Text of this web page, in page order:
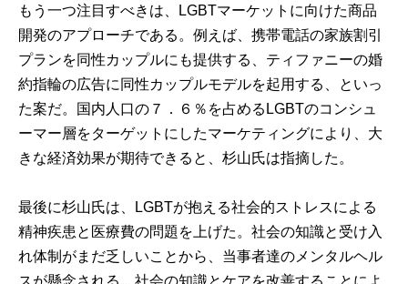
もう一つ注目すべきは、LGBTマーケットに向けた商品
開発のアプローチである。例えば、携帯電話の家族割引
プランを同性カップルにも提供する、ティファニーの婚
約指輪の広告に同性カップルモデルを起用する、といっ
た案だ。国内人口の７．６％を占めるLGBTのコンシュ
ーマー層をターゲットにしたマーケティングにより、大
きな経済効果が期待できると、杉山氏は指摘した。
最後に杉山氏は、LGBTが抱える社会的ストレスによる
精神疾患と医療費の問題を上げた。社会の知識と受け入
れ体制がまだ乏しいことから、当事者達のメンタルヘル